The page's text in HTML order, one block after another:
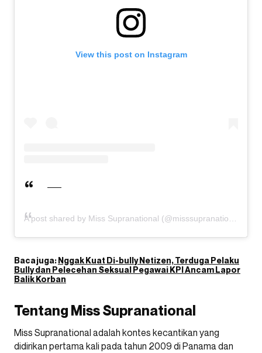
View this post on Instagram
A post shared by Miss Supranational (@misssupranational)
Baca juga:Nggak Kuat Di-bully Netizen, Terduga Pelaku
Bully dan Pelecehan Seksual Pegawai KPI Ancam Lapor
Balik Korban
Tentang Miss Supranational
Miss Supranational adalah kontes kecantikan yang
didirikan pertama kali pada tahun 2009 di Panama dan